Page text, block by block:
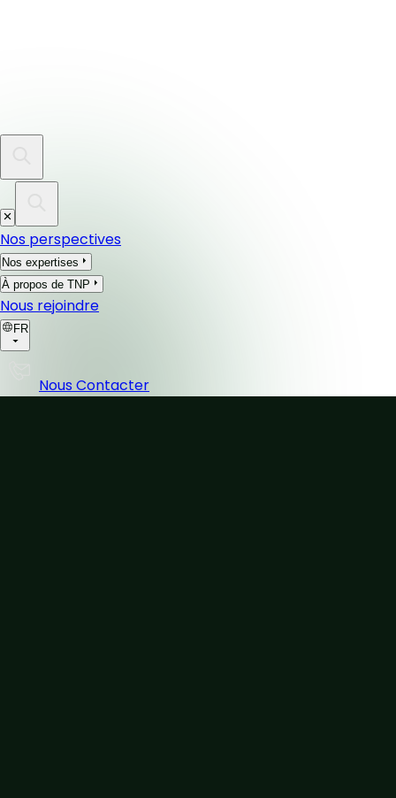
Nos perspectives
Nos expertises
À propos de TNP
Nous rejoindre
FR
Nous Contacter